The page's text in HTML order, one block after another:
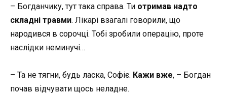
– Богданчику, тут така справа. Ти отримав надто
складні травми. Лікарі взагалі говорили, що
народився в сорочці. Тобі зробили операцію, проте
наслідки неминучі…
– Та не тягни, будь ласка, Софіє. Кажи вже, – Богдан
почав відчувати щось неладне.